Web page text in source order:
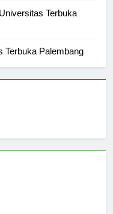
Terbuka